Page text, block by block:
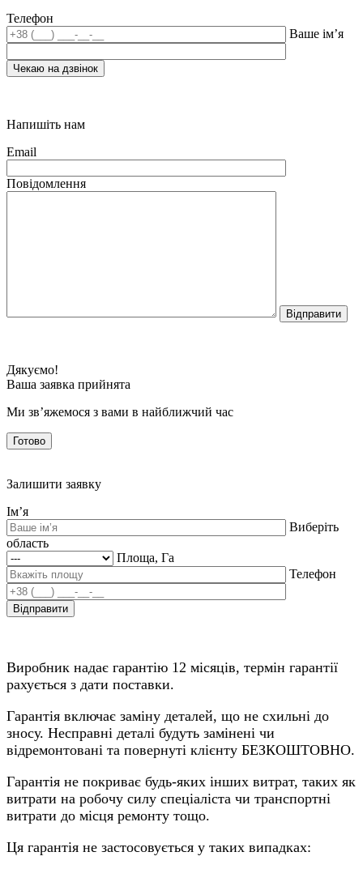
Телефон
Ваше ім’я
Напишіть нам
Email
Повідомлення
Дякуємо!
Ваша заявка прийнята
Ми зв’яжемося з вами в найближчий час
Готово
Залишити заявку
Ім’я
Виберіть
область
Площа, Га
Телефон
Виробник надає гарантію 12 місяців, термін гарантії
рахується з дати поставки.
Гарантія включає заміну деталей, що не схильні до
зносу. Несправні деталі будуть замінені чи
відремонтовані та повернуті клієнту БЕЗКОШТОВНО.
Гарантія не покриває будь-яких інших витрат, таких як
витрати на робочу силу спеціаліста чи транспортні
витрати до місця ремонту тощо.
Ця гарантія не застосовується у таких випадках: